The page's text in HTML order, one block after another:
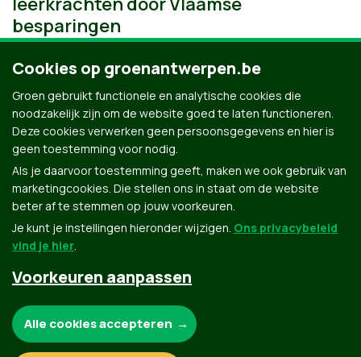
besparingen
Groen.be
Contact Privacybeleid
Cookies op groenantwerpen.be
Groen gebruikt functionele en analytische cookies die
noodzakelijk zijn om de website goed te laten functioneren.
Deze cookies verwerken geen persoonsgegevens en hier is
geen toestemming voor nodig.
Als je daarvoor toestemming geeft, maken we ook gebruik van
marketingcookies. Die stellen ons in staat om de website
beter af te stemmen op jouw voorkeuren.
Je kunt je instellingen hieronder wijzigen. Ons privacybeleid
vind je hier.
Voorkeuren aanpassen
Alle cookies accepteren